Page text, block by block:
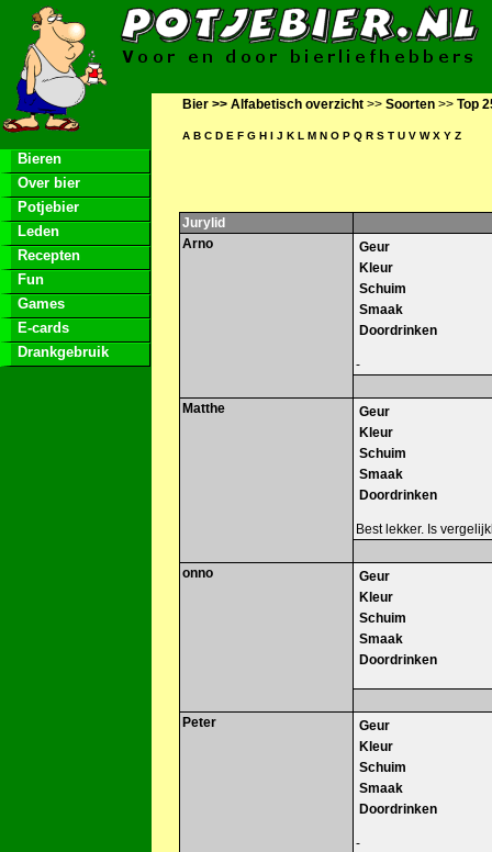
Bieren
Over bier
Potjebier
Leden
Recepten
Fun
Games
E-cards
Drankgebruik
Bier >> Alfabetisch overzicht >> Soorten >> Top
A B C D E F G H I J K L M N O P Q R S T U V W X Y Z
Jurylid
Arno
Geur
Kleur
Schuim
Smaak
Doordrinken
-
Matthe
Geur
Kleur
Schuim
Smaak
Doordrinken
Best lekker. Is
onno
Geur
Kleur
Schuim
Smaak
Doordrinken
Peter
Geur
Kleur
Schuim
Smaak
Doordrinken
-